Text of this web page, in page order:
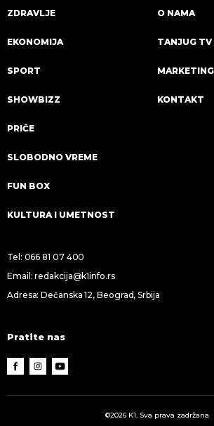
ZDRAVLJE
EKONOMIJA
SPORT
SHOWBIZZ
PRIČE
SLOBODNO VREME
FUN BOX
KULTURA I UMETNOST
O NAMA
TANJUG TV
MARKETING
KONTAKT
Tel: 066 81 07 400
Email:redakcija@k1info.rs
Adresa: Dečanska 12, Beograd, Srbija
Pratite nas
©2026 K1. Sva prava zadržana